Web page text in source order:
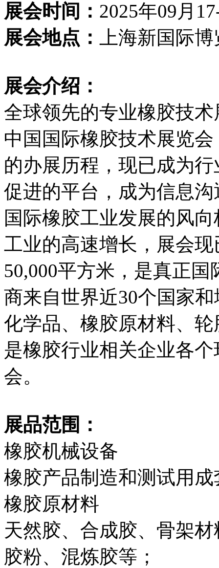
展会时间： 2025年09月
展会地点：
上海新国际
展会介绍：
全球领先的专业橡胶技术
中国国际橡胶技术展览
的办展历程，现已成为
促进的平台，成为信息
国际橡胶工业发展的风
工业的高速增长，展会
50,000平方米，是真正
商来自世界近30个国家
化学品、橡胶原材料、
是橡胶行业相关企业各
会。
展品范围：
橡胶机械设备
橡胶产品制造和测试用
橡胶原材料
天然胶、合成胶、骨架
胶粉、混炼胶等；